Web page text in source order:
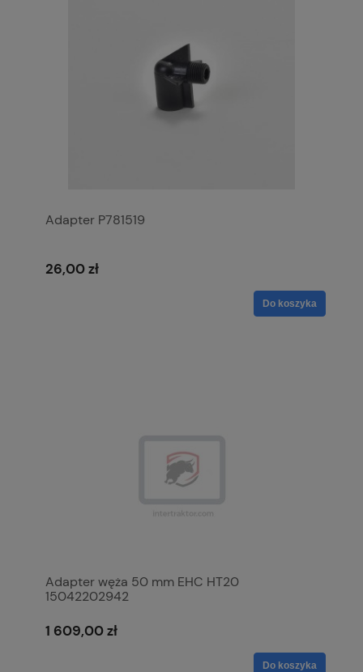
Adapter P781519
26,00 zł
Do koszyka
Adapter węża 50 mm EHC HT20
15042202942
1 609,00 zł
Do koszyka